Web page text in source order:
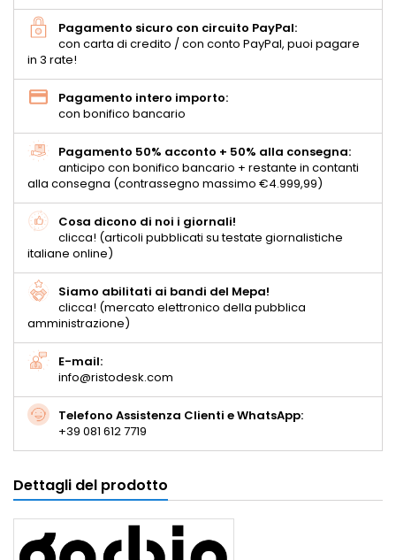
Pagamento sicuro con circuito PayPal:
con carta di credito / con conto PayPal, puoi pagare
in 3 rate!
Pagamento intero importo:
con bonifico bancario
Pagamento 50% acconto + 50% alla consegna:
anticipo con bonifico bancario + restante in contanti
alla consegna (contrassegno massimo €4.999,99)
Cosa dicono di noi i giornali!
clicca! (articoli pubblicati su testate giornalistiche
italiane online)
Siamo abilitati ai bandi del Mepa!
clicca! (mercato elettronico della pubblica
amministrazione)
E-mail:
info@ristodesk.com
Telefono Assistenza Clienti e WhatsApp:
+39 081 612 7719
Dettagli del prodotto